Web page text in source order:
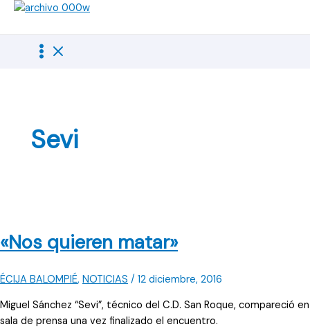
Sevi
«Nos quieren matar»
ÉCIJA BALOMPIÉ, NOTICIAS / 12 diciembre, 2016
Miguel Sánchez “Sevi”, técnico del C.D. San Roque, compareció en
sala de prensa una vez finalizado el encuentro.